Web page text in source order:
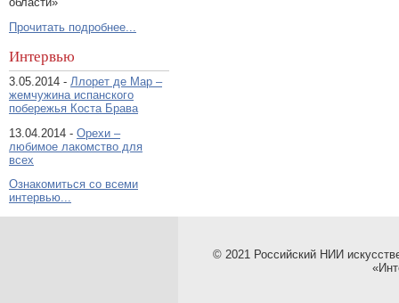
Прочитать подробнее...
Интервью
3.05.2014 - Ллорет де Мар –
жемчужина испанского
побережья Коста Брава
13.04.2014 - Орехи –
любимое лакомство для
всех
Ознакомиться со всеми
интервью...
© 2021 Российский НИИ